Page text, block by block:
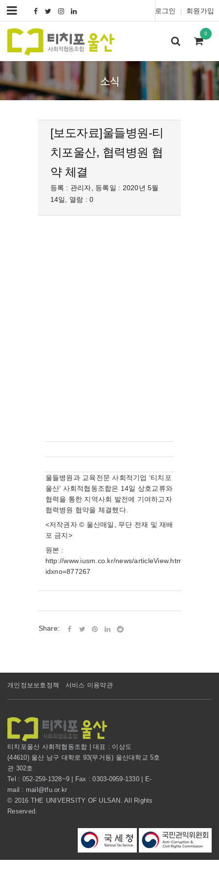
로그인 회원가입
0
소식
[보도자료]울들병원-티
치포울산, 협력병원 협
약 체결
등록 : 관리자, 등록일 : 2020년 5월
14일, 열람 : 0
울들병원과 교육전문 사회적기업 ‘티치포
울산’ 사회적협동조합은 14일 상호교류와
협력을 통한 지역사회 발전에 기여하고자
협력병원 협약을 체결했다.
<저작권자 © 울산매일, 무단 전재 및 재배
포 금지>
원본 :
http://www.iusm.co.kr/news/articleView.html?
idxno=877267
Share:
개인정보보호정책 서비스 이용약관
티치포울산 사회적협동조합 | 대표 : 이상도
(44610) 울산 남구 대학로 93(무거동) 울산대학교 5호
관 302호
Tel : 052-259-1328~9 | Fax : 0303-0959-1330 | E-
mail : mail@tfu.or.kr
© 2016 THE UNIVERSITY OF ULSAN. All Rights
Reserved.